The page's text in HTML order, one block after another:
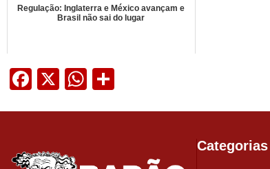
Regulação: Inglaterra e México avançam e
Brasil não sai do lugar
Facebook
X WhatsApp
Categorias